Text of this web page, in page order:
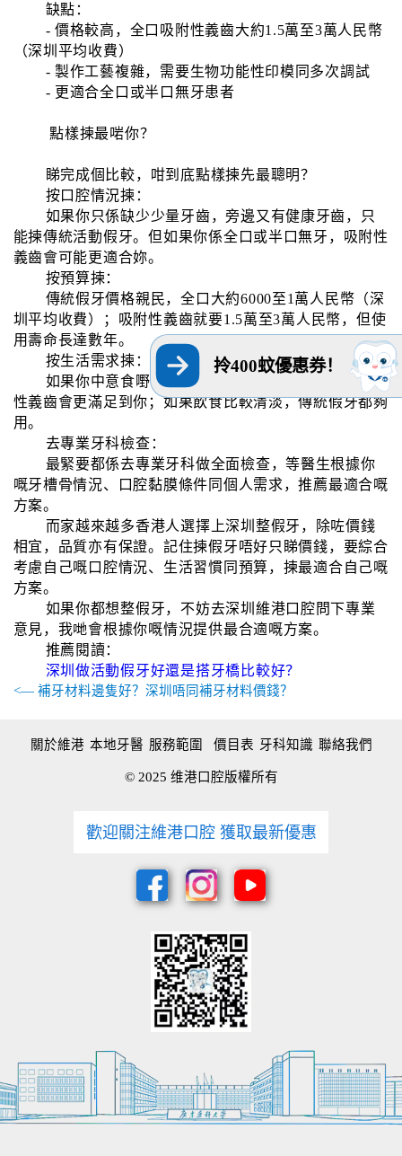
缺點：
- 價格較高，全口吸附性義齒大約1.5萬至3萬人民幣
（深圳平均收費）
- 製作工藝複雜，需要生物功能性印模同多次調試
- 更適合全口或半口無牙患者
點樣揀最啱你？
睇完成個比較，咁到底點樣揀先最聰明？
按口腔情況揀：
如果你只係缺少少量牙齒，旁邊又有健康牙齒，只
能揀傳統活動假牙。但如果你係全口或半口無牙，吸附性
義齒會可能更適合妳。
按預算揀：
傳統假牙價格親民，全口大約6000至1萬人民幣（深
圳平均收費）；吸附性義齒就要1.5萬至3萬人民幣，但使
用壽命長達數年。
按生活需求揀：
如果你中意食嘢多選擇，想啃蘋果、食花生，吸附
性義齒會更滿足到你；如果飲食比較清淡，傳統假牙都夠
用。
去專業牙科檢查：
最緊要都係去專業牙科做全面檢查，等醫生根據你
嘅牙槽骨情況、口腔黏膜條件同個人需求，推薦最適合嘅
方案。
而家越來越多香港人選擇上深圳整假牙，除咗價錢
相宜，品質亦有保證。記住揀假牙唔好只睇價錢，要綜合
考慮自己嘅口腔情況、生活習慣同預算，揀最適合自己嘅
方案。
如果你都想整假牙，不妨去深圳維港口腔問下專業
意見，我哋會根據你嘅情況提供最合適嘅方案。
推薦閱讀：
深圳做活動假牙好還是搭牙橋比較好？
<— 補牙材料邊隻好？深圳唔同補牙材料價錢？
關於維港 本地牙醫 服務範圍 價目表 牙科知識 聯絡我們
© 2025 维港口腔版權所有
歡迎關注維港口腔 獲取最新優惠
拎400蚊優惠券！